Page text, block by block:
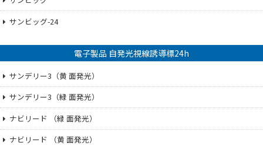
サンビッグ-24
電子製品 自発光視線誘導標24h
サンデリー3（黄 面発光）
サンデリー3（緑 面発光）
ナビリード （緑 面発光）
ナビリード （黄 面発光）